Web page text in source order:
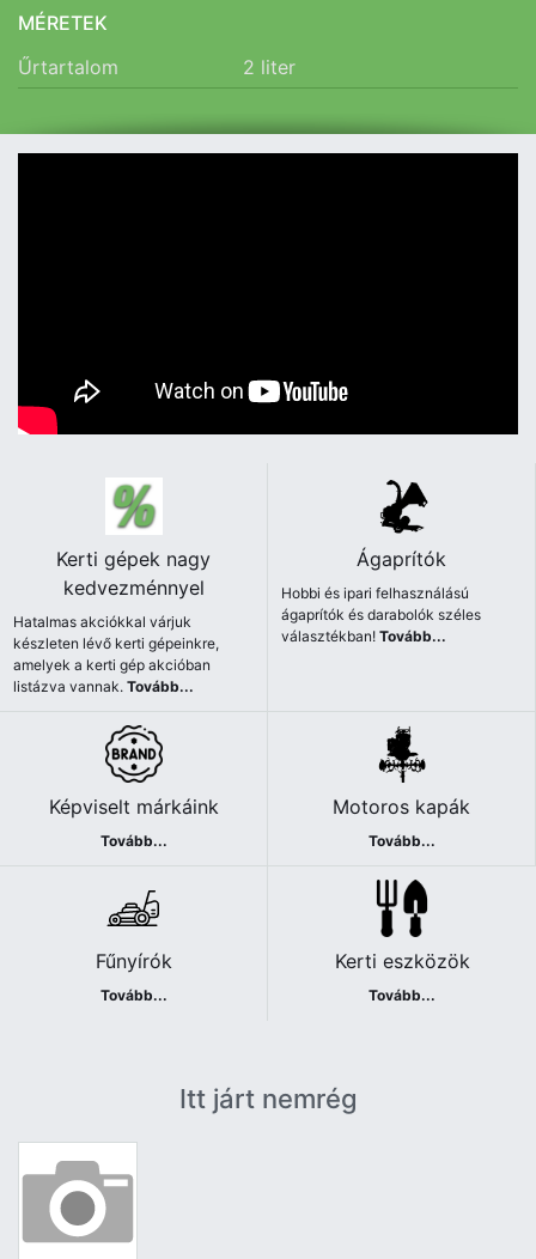
MÉRETEK
Űrtartalom
2 liter
Kerti gépek nagy
kedvezménnyel
Hatalmas akciókkal várjuk
készleten lévő kerti gépeinkre,
amelyek a kerti gép akcióban
listázva vannak.Tovább...
Ágaprítók
Hobbi és ipari felhasználású
ágaprítók és darabolók széles
választékban!Tovább...
Képviselt márkáink
Tovább...
Motoros kapák
Tovább...
Fűnyírók
Tovább...
Kerti eszközök
Tovább...
Itt járt nemrég